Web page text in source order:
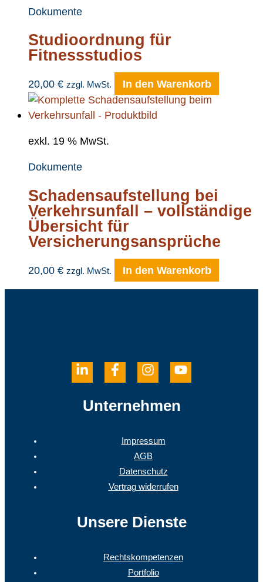
Dokumente
Studioordnung für
Fitnessstudios
20,00 € zzgl. MwSt. In den Warenkorb
exkl. 19 % MwSt.
Dokumente
Schadensaufstellung bei
Verkehrsunfall – vollständige
Übersicht für
Versicherungsansprüche
20,00 € zzgl. MwSt. In den Warenkorb
Unternehmen
Impressum
AGB
Datenschutz
Vertrag widerrufen
Unsere Dienste
Rechtskompetenzen
Portfolio